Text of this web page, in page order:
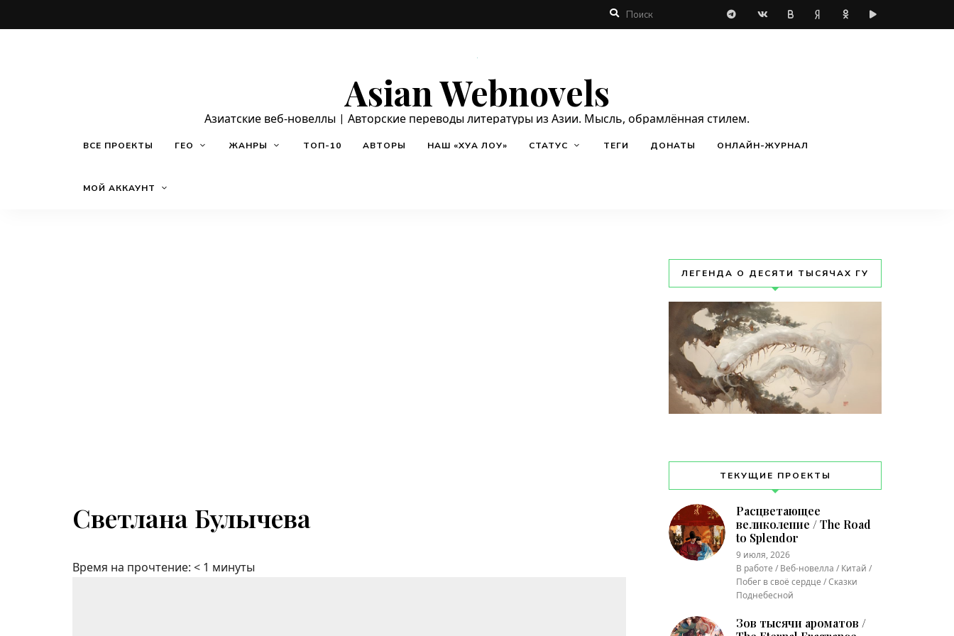
Asian Webnovels
Азиатские веб-новеллы | Авторские переводы литературы из Азии. Мысль, обрамлённая стилем.
ВСЕ ПРОЕКТЫ ГЕО ЖАНРЫ ТОП-10 АВТОРЫ НАШ «ХУА ЛОУ» СТАТУС ТЕГИ ДОНАТЫ ОНЛАЙН-ЖУРНАЛ
МОЙ АККАУНТ
Светлана Булычева
Время на прочтение: < 1 минуты
ЛЕГЕНДА О ДЕСЯТИ ТЫСЯЧАХ ГУ
ТЕКУЩИЕ ПРОЕКТЫ
Расцветающее
великолепие / The Road
to Splendor
9 июля, 2026
В работе / Веб-новелла / Китай /
Побег в своё сердце / Сказки
Поднебесной
Зов тысячи ароматов /